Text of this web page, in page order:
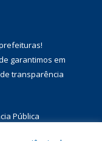
!
garantimos em
transparência
Pública